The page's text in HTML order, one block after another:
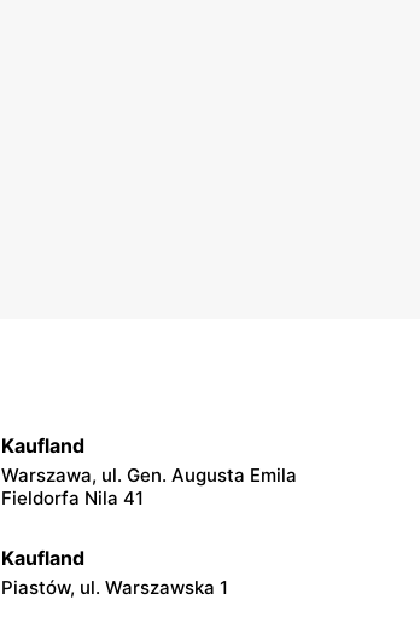
Kaufland
Warszawa, ul. Gen. Augusta Emila
Fieldorfa Nila 41
Kaufland
Piastów, ul. Warszawska 1